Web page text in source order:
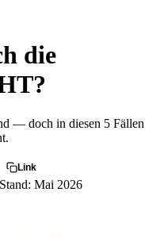
die
— doch in diesen 5 Fällen
Link
Stand: Mai 2026